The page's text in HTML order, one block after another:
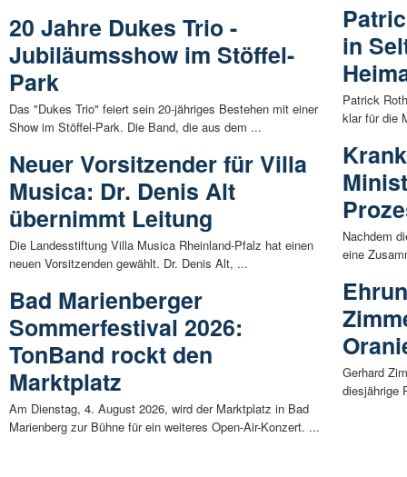
20 Jahre Dukes Trio -
Jubiläumsshow im Stöffel-
Park
Das "Dukes Trio" feiert sein 20-jähriges Bestehen mit einer
Show im Stöffel-Park. Die Band, die aus dem ...
Neuer Vorsitzender für Villa
Musica: Dr. Denis Alt
übernimmt Leitung
Die Landesstiftung Villa Musica Rheinland-Pfalz hat einen
neuen Vorsitzenden gewählt. Dr. Denis Alt, ...
Bad Marienberger
Sommerfestival 2026:
TonBand rockt den
Marktplatz
Am Dienstag, 4. August 2026, wird der Marktplatz in Bad
Marienberg zur Bühne für ein weiteres Open-Air-Konzert. ...
in
Patrick
klar für die
Nachdem
eine
Gerhard
diesjährige